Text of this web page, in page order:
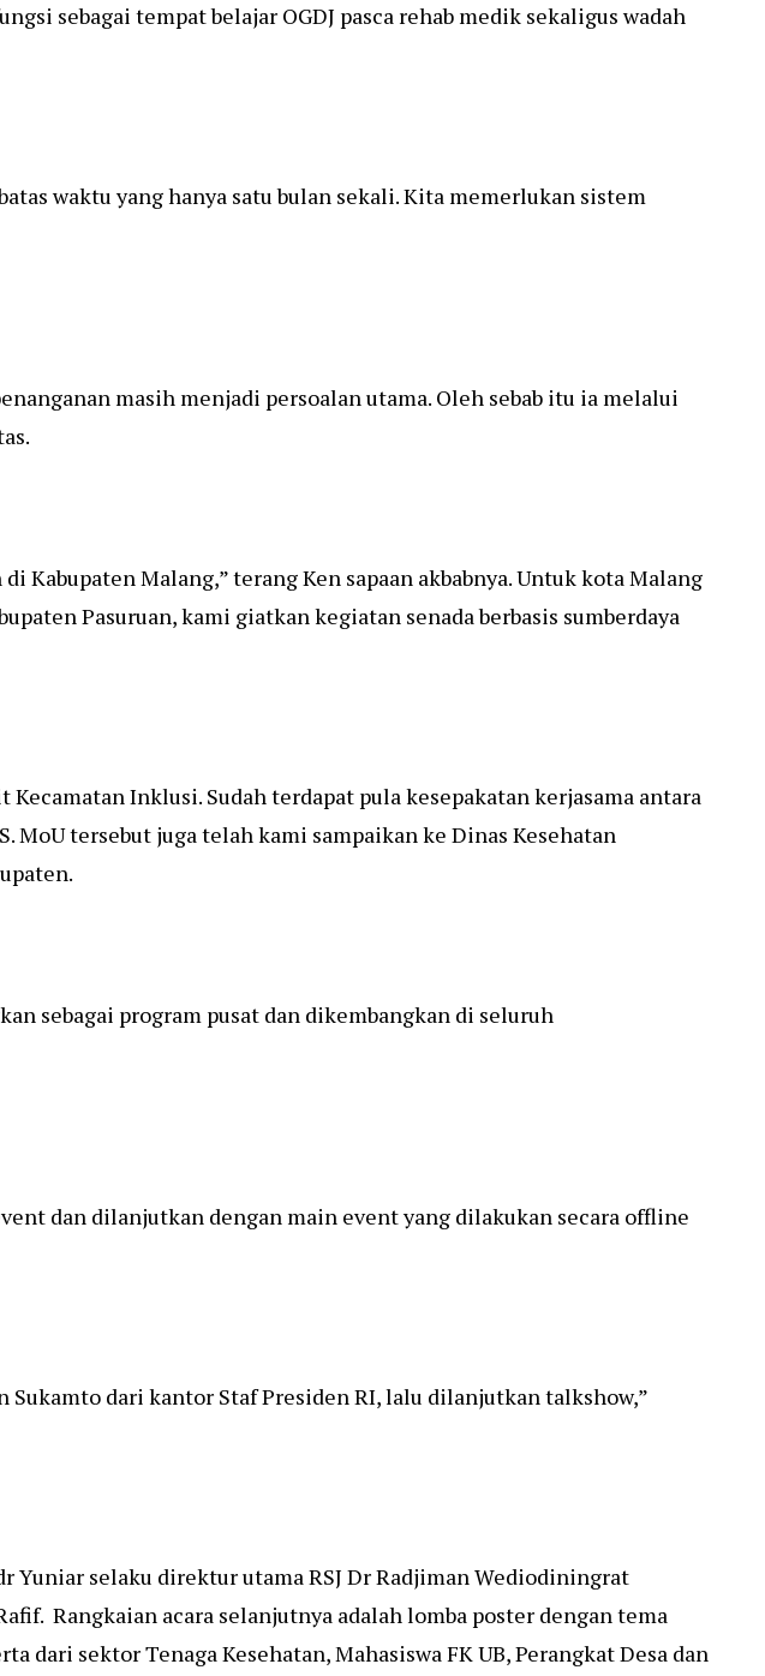
sebagai tempat belajar OGDJ pasca rehab medik sekaligus wadah
waktu yang hanya satu bulan sekali. Kita memerlukan sistem
masih menjadi persoalan utama. Oleh sebab itu ia melalui
Kabupaten Malang,” terang Ken sapaan akbabnya. Untuk kota Malang
Pasuruan, kami giatkan kegiatan senada berbasis sumberdaya
Inklusi. Sudah terdapat pula kesepakatan kerjasama antara
MoU tersebut juga telah kami sampaikan ke Dinas Kesehatan
sebagai program pusat dan dikembangkan di seluruh
dan dilanjutkan dengan main event yang dilakukan secara offline
Sukamto dari kantor Staf Presiden RI, lalu dilanjutkan talkshow,”
Yuniar selaku direktur utama RSJ Dr Radjiman Wediodiningrat
Rangkaian acara selanjutnya adalah lomba poster dengan tema
sektor Tenaga Kesehatan, Mahasiswa FK UB, Perangkat Desa dan